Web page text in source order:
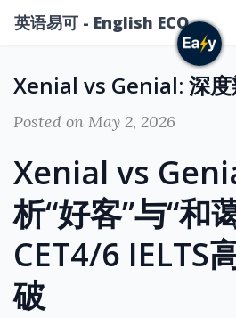
英语易可 - English ECO
Posted on May 2, 2026
Xenial vs
析“好客”与“和
CET4/6 IELTS
破